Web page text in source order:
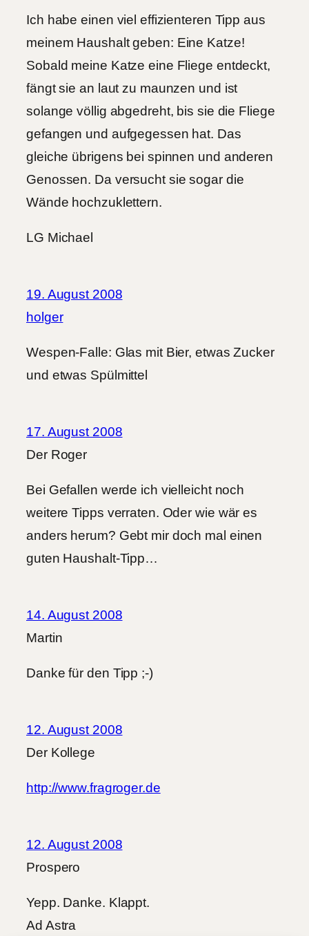
Ich habe einen viel effizienteren Tipp aus
meinem Haushalt geben: Eine Katze!
Sobald meine Katze eine Fliege entdeckt,
fängt sie an laut zu maunzen und ist
solange völlig abgedreht, bis sie die Fliege
gefangen und aufgegessen hat. Das
gleiche übrigens bei spinnen und anderen
Genossen. Da versucht sie sogar die
Wände hochzuklettern.
LG Michael
19. August 2008
holger
Wespen-Falle: Glas mit Bier, etwas Zucker
und etwas Spülmittel
17. August 2008
Der Roger
Bei Gefallen werde ich vielleicht noch
weitere Tipps verraten. Oder wie wär es
anders herum? Gebt mir doch mal einen
guten Haushalt-Tipp…
14. August 2008
Martin
Danke für den Tipp ;-)
12. August 2008
Der Kollege
http://www.fragroger.de
12. August 2008
Prospero
Yepp. Danke. Klappt.
Ad Astra